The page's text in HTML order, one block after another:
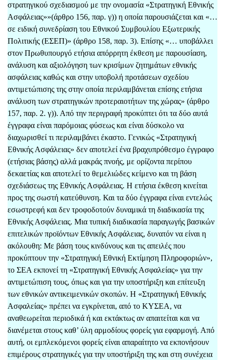
στρατηγικού σχεδιασμού με την ονομασία «Στρατηγική Εθνικής
Ασφάλειας»»(άρθρο 156, παρ. γ)) η οποία παρουσιάζεται και «…
σε ειδική συνεδρίαση του Εθνικού Συμβουλίου Εξωτερικής
Πολιτικής (ΕΣΕΠ)» (άρθρο 158, παρ. 3). Επίσης «… υποβάλλει
στον Πρωθυπουργό ετήσια απόρρητη έκθεση με παρουσίαση,
ανάλυση και αξιολόγηση των κρισίμων ζητημάτων εθνικής
ασφάλειας καθώς και στην υποβολή προτάσεων σχεδίου
αντιμετώπισης της στην οποία περιλαμβάνεται επίσης ετήσια
ανάλυση των στρατηγικών προτεραιοτήτων της χώρας» (άρθρο
157, παρ. 2. γ)). Από την περιγραφή προκύπτει ότι τα δύο αυτά
έγγραφα είναι παρόμοιας φύσεως και είναι δύσκολο να
διαχωρισθεί τι περιλαμβάνει έκαστο. Γενικώς «Στρατηγική
Εθνικής Ασφάλειας» δεν αποτελεί ένα βραχυπρόθεσμο έγγραφο
(ετήσιας βάσης) αλλά μακράς πνοής, με ορίζοντα περίπου
δεκαετίας και αποτελεί το θεμελιώδες κείμενο και τη βάση
σχεδιάσεως της Εθνικής Ασφάλειας. Η ετήσια έκθεση κινείται
προς της σωστή κατεύθυνση. Και τα δύο έγγραφα είναι εντελώς
εσωστρεφή και δεν τροφοδοτούν δυναμικά τη διαδικασία της
Εθνικής Ασφάλειας. Μια τυπική διαδικασία παραγωγής βασικών
επιτελικών προϊόντων Εθνικής Ασφάλειας, δυνατόν να είναι η
ακόλουθη: Με βάση τους κινδύνους και τις απειλές που
προκύπτουν την «Στρατηγική Εθνική Εκτίμηση Πληροφοριών»,
το ΣΕΑ εκπονεί τη «Στρατηγική Εθνικής Ασφαλείας» για την
αντιμετώπιση τους, όπως και για την υποστήριξη και επίτευξη
των εθνικών αντικειμενικών σκοπών. Η «Στρατηγική Εθνικής
Ασφαλείας» πρέπει να εγκρίνεται, από το ΚΥΣΕΑ, να
αναθεωρείται περιοδικά ή και εκτάκτως αν απαιτείται και να
διανέμεται στους καθ’ ύλη αρμοδίους φορείς για εφαρμογή. Από
αυτή, οι εμπλεκόμενοι φορείς είναι απαραίτητο να εκπονήσουν
επιμέρους στρατηγικές για την υποστήριξη της και στη συνέχεια